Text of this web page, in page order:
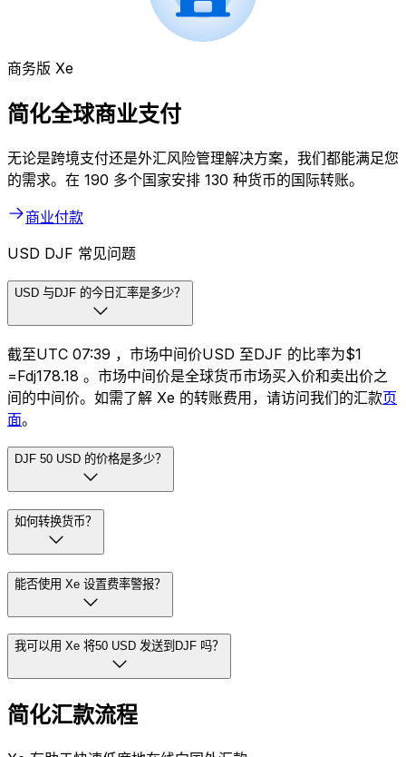
商务版 Xe
简化全球商业支付
无论是跨境支付还是外汇风险管理解决方案，我们都能满足您
的需求。在 190 多个国家安排 130 种货币的国际转账。
商业付款
USD DJF 常见问题
USD 与DJF 的今日汇率是多少？
截至UTC 07:39 ，市场中间价USD 至DJF 的比率为$1
=Fdj178.18 。市场中间价是全球货币市场买入价和卖出价之
间的中间价。如需了解 Xe 的转账费用，请访问我们的汇款页
面。
DJF 50 USD 的价格是多少？
如何转换货币？
能否使用 Xe 设置费率警报？
我可以用 Xe 将50 USD 发送到DJF 吗？
简化汇款流程